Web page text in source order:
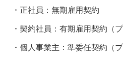
・正社員：無期雇用契約
・契約社員：有期雇用契約（プ
・個人事業主：準委任契約（プ